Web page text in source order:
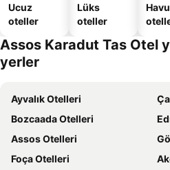
Ucuz
oteller
Lüks
oteller
Assos Karadut Tas Otel
yerler
Ayvalık Otelleri
Bozcaada Otelleri
Assos Otelleri
Foça Otelleri